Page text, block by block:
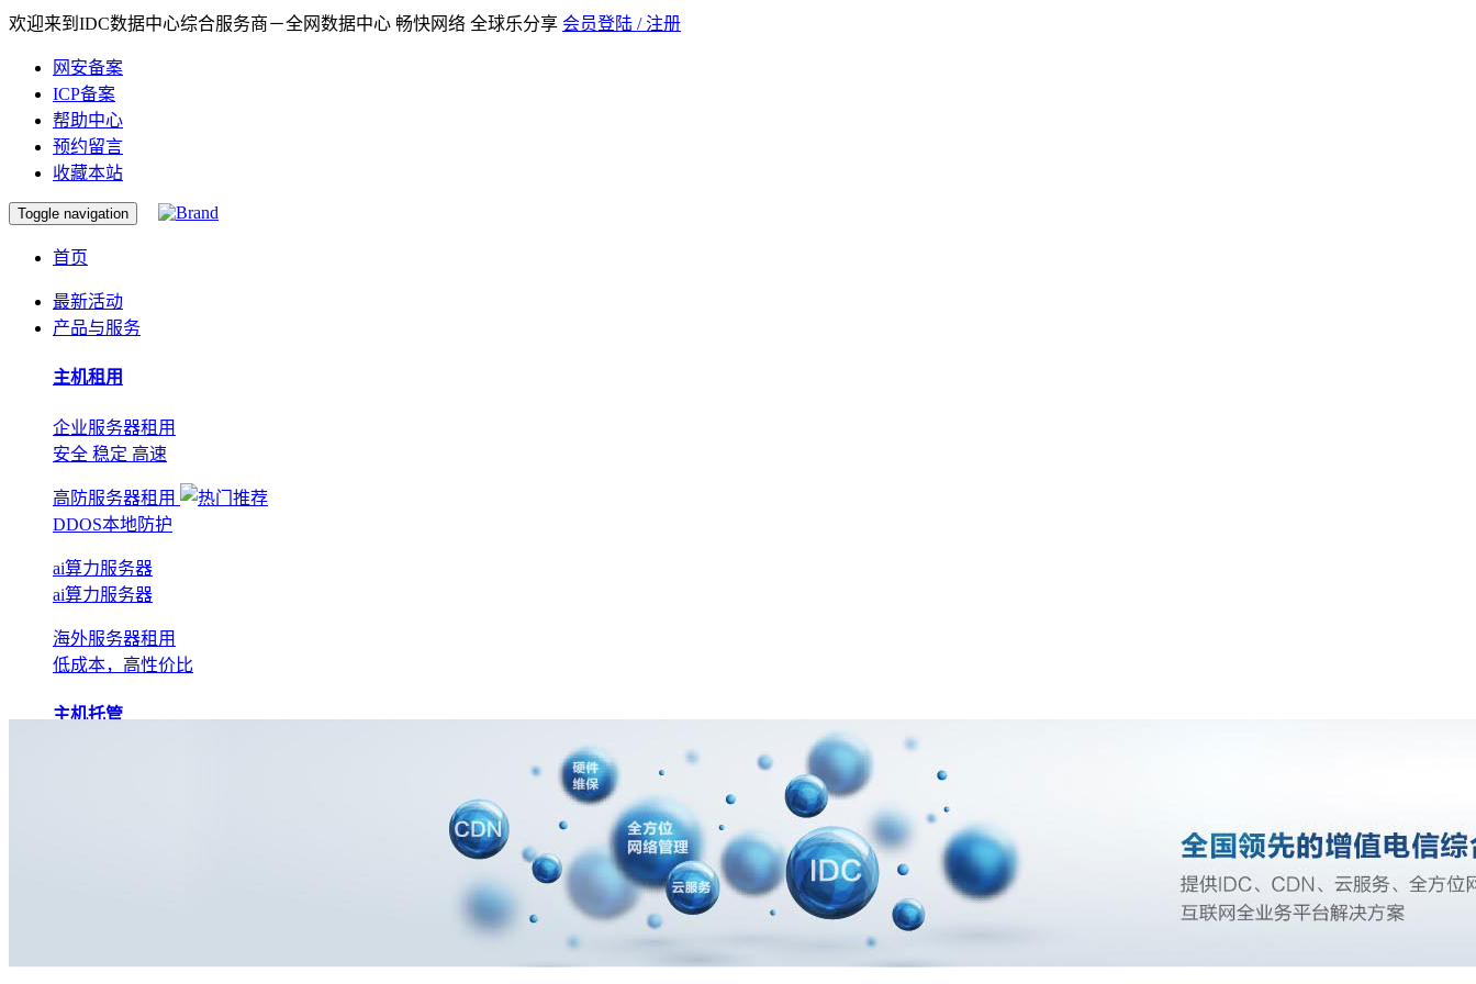
欢迎来到IDC数据中心综合服务商－全网数据中心 畅快网络 全球乐分享 会员登陆 / 注册
网安备案
ICP备案
帮助中心
预约留言
收藏本站
Toggle navigation
首页
最新活动
产品与服务
主机租用
企业服务器租用
安全 稳定 高速
高防服务器租用
DDOS本地防护
ai算力服务器
ai算力服务器
海外服务器租用
低成本，高性价比
主机托管